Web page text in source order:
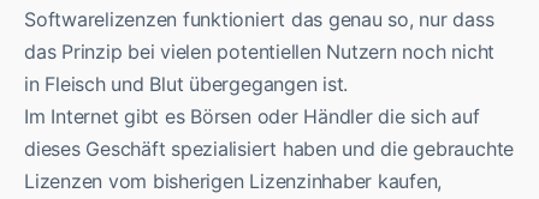
Softwarelizenzen funktioniert das genau so, nur dass
das Prinzip bei vielen potentiellen Nutzern noch nicht
in Fleisch und Blut übergegangen ist.
Im Internet gibt es Börsen oder Händler die sich auf
dieses Geschäft spezialisiert haben und die gebrauchte
Lizenzen vom bisherigen Lizenzinhaber kaufen,